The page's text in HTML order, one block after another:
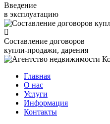
Введение
в эксплуатацию
Составление договоров
купли-продажи, дарения
Главная
О нас
Услуги
Информация
Контакты